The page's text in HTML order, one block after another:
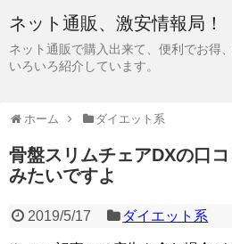
ネット通販、激安情報局！
ネット通販で購入出来て、便利でお得
いろいろ紹介しています。
ホーム ダイエット系
骨盤スリムチェアDXの口
みたいですよ
2019/5/17 ダイエット系